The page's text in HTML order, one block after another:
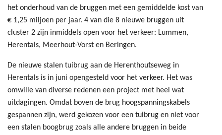
het onderhoud van de bruggen met een gemiddelde kost van
€ 1,25 miljoen per jaar. 4 van die 8 nieuwe bruggen uit
cluster 2 zijn inmiddels open voor het verkeer: Lummen,
Herentals, Meerhout-Vorst en Beringen.
De nieuwe stalen tuibrug aan de Herenthoutseweg in
Herentals is in juni opengesteld voor het verkeer. Het was
omwille van diverse redenen een project met heel wat
uitdagingen. Omdat boven de brug hoogspanningskabels
gespannen zijn, werd gekozen voor een tuibrug en niet voor
een stalen boogbrug zoals alle andere bruggen in beide